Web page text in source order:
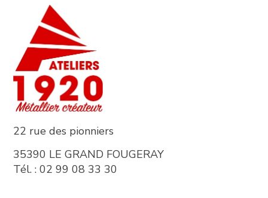
22 rue des pionniers
35390 LE GRAND FOUGERAY
Tél. : 02 99 08 33 30